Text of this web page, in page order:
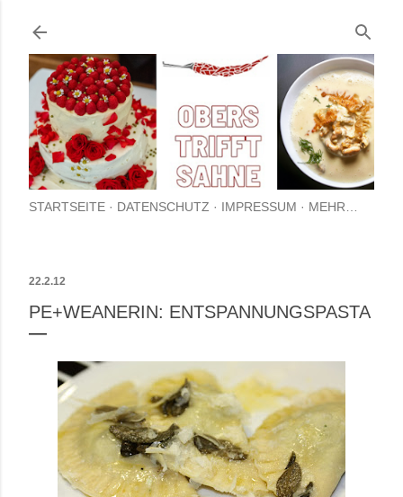
STARTSEITE DATENSCHUTZ IMPRESSUM MEHR…
22.2.12
PE+WEANERIN: ENTSPANNUNGSPASTA